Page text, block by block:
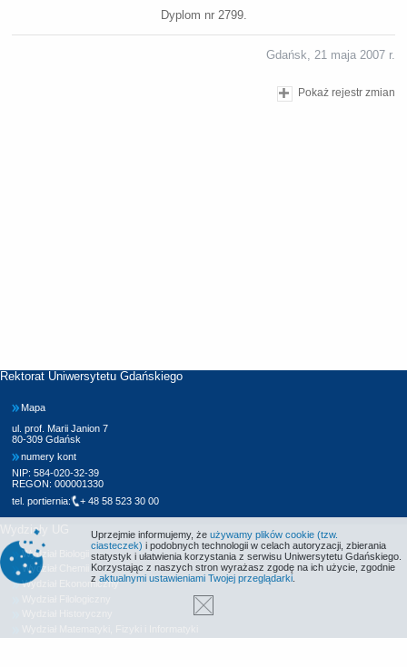
Dyplom nr 2799.
Gdańsk, 21 maja 2007 r.
Pokaż rejestr zmian
Rektorat Uniwersytetu Gdańskiego
Mapa
ul. prof. Marii Janion 7
80-309 Gdańsk
numery kont
NIP: 584-020-32-39
REGON: 000001330
tel. portiernia:
+ 48 58 523 30 00
Wydziały UG
Wydział Biologii
Wydział Chemii
Wydział Ekonomiczny
Uprzejmie informujemy, że używamy plików cookie (tzw.
ciasteczek) i podobnych technologii w celach autoryzacji, zbierania
statystyk i ułatwienia korzystania z serwisu Uniwersytetu Gdańskiego.
Korzystając z naszych stron wyrażasz zgodę na ich użycie, zgodnie
z aktualnymi ustawieniami Twojej przeglądarki